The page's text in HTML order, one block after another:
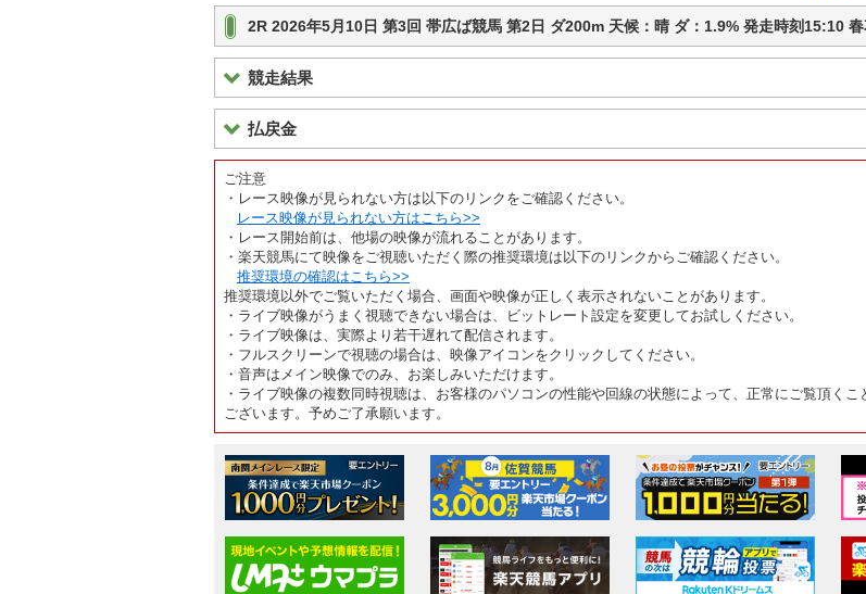
2R 2026年5月10日 第3回 帯広ば競馬 第2日 ダ200m 天候：晴 ダ：1.9% 発走時刻
競走結果
払戻金
ご注意
・レース映像が見られない方は以下のリンクをご確認ください。
レース映像が見られない方はこちら>>
・レース開始前は、他場の映像が流れることがあります。
・楽天競馬にて映像をご視聴いただく際の推奨環境は以下のリンクからご確認ください。
推奨環境の確認はこちら>>
推奨環境以外でご覧いただく場合、画面や映像が正しく表示されないことがあります。
・ライブ映像がうまく視聴できない場合は、ビットレート設定を変更してお試しください。
・ライブ映像は、実際より若干遅れて配信されます。
・フルスクリーンで視聴の場合は、映像アイコンをクリックしてください。
・音声はメイン映像でのみ、お楽しみいただけます。
・ライブ映像の複数同時視聴は、お客様のパソコンの性能や回線の状態によって、正常にご覧頂く
ございます。予めご了承願います。